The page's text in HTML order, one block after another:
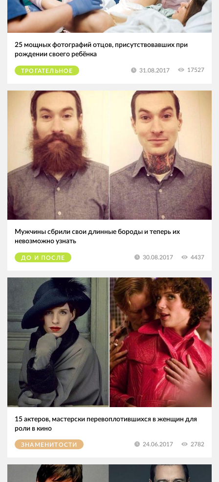
25 мощных фотографий отцов, присутствовавших при
рождении своего ребёнка
ТРОГАТЕЛЬНОЕ 31.08.2017 17527
Мужчины сбрили свои длинные бороды и теперь их
невозможно узнать
ДО И ПОСЛЕ 30.08.2017 4437
15 актеров, мастерски перевоплотившихся в женщин для
роли в кино
ЗНАМЕНИТОСТИ 24.06.2017 2782